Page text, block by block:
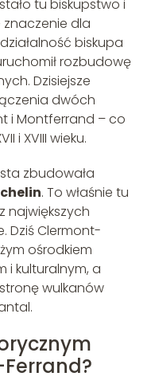
tu biskupstwo i
dla
biskupa
rozbudowę
Dzisiejsze
dwóch
i Montferrand – co
i XVIII wieku.
zbudowała
. To właśnie tu
największych
Dziś Clermont-
ośrodkiem
i kulturalnym, a
wulkanów